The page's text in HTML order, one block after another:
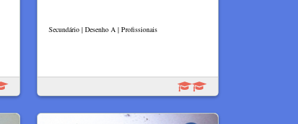
Secundário | Desenho A | Profissionais